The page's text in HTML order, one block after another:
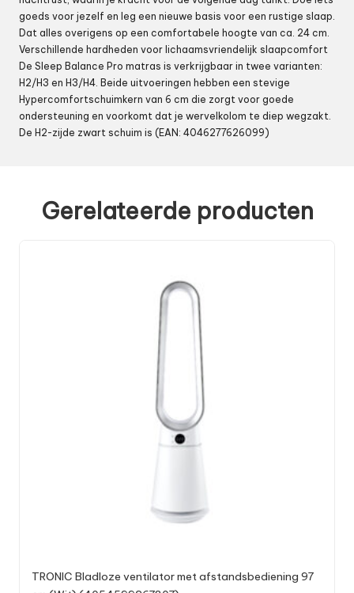
goeds voor jezelf en leg een nieuwe basis voor een rustige slaap.
Dat alles overigens op een comfortabele hoogte van ca. 24 cm.
Verschillende hardheden voor lichaamsvriendelijk slaapcomfort
De Sleep Balance Pro matras is verkrijgbaar in twee varianten:
H2/H3 en H3/H4. Beide uitvoeringen hebben een stevige
Hypercomfortschuimkern van 6 cm die zorgt voor goede
ondersteuning en voorkomt dat je wervelkolom te diep wegzakt.
De H2-zijde zwart schuim is (EAN: 4046277626099)
Gerelateerde producten
TRONIC Bladloze ventilator met afstandsbediening 97